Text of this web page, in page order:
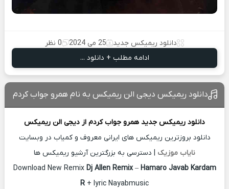
دانلود ریمیکس جدید 25 می 2024
0 نظر
ادامه مطلب + دانلود ...
دانلود ریمیکس دیجی الن ریمیکس به نام همرو جواب کردم
دانلود ریمیکس جدید همرو جواب کردم از دیجی الن ریمیکس
دانلود بروزترین ریمیکس های ایرانی معروف و کمیاب در وبسایت
نایاب موزیک | دسترسی به بزرگترین آرشیو ریمیکس ها
Download New Remix Dj Allen Remix– Hamaro Javab Kardam
R + lyric Nayabmusic